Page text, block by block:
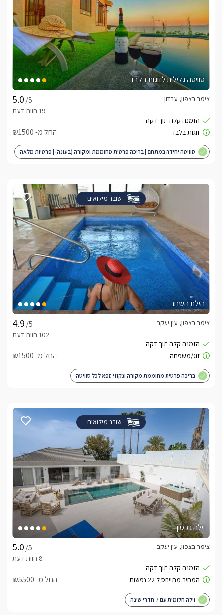
סוויטה גלילית לזוגות בלבד
/5
צימר בצפון, עבדון
החל מ- ₪1500
סוויטה יחידה במתחם | בריכה פרטית מחוממת ומקורה (בעונה) | פרטיות מלאה
שובר מילואים
הילת השחר
/5
צימר בצפון, עין יעקב
החל מ- ₪1500
בריכה פרטית מחוממת מקורה וגקוזי ספא לכל סוויטה
שובר מילואים
וילה גקסון
/5
צימר בצפון, עין יעקב
החל מ- ₪5500
וילה חלומית עם 7 חדרי שינה